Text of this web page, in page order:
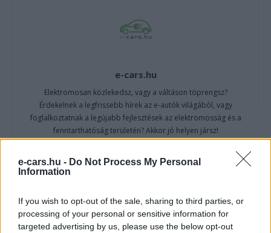
e-cars.hu - Do Not Process My Personal
Information
If you wish to opt-out of the sale, sharing to third parties, or
processing of your personal or sensitive information for
targeted advertising by us, please use the below opt-out
e-cars.hu
Elektromosan közlekedsz, vagy a váltáson töprengsz?
Érdekelnek a legfrissebb hírek az e-autók világából, vagy
foglalkoztatnak a legújabb fejlesztések az elektromosság és a
fenntarthatóság területén? Akkor jó helyen jársz!
Kína szigorú határt szabott: legfeljebb